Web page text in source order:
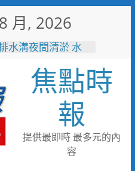
月, 2026
水溝夜間清淤 水
育再攀高峰！ 全
勇奪23面獎牌
梅垣稔抵台交流
展現台日花藝文化
彩展演登場
人魏平政彰化造
越六都承接王惠美
焦點時
報
提供最即時 最多元的內
容